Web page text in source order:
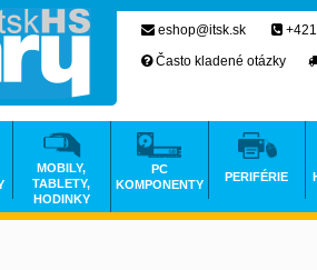
eshop@itsk.sk
Často kladené otázky
MOBILY,
TABLETY,
HODINKY
PC
KOMPONENTY
PERIFÉRIE